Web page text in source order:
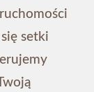
setki